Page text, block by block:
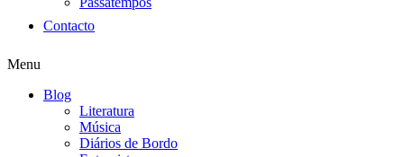
Contacto
Menu
Blog
Literatura
Música
Diários de Bordo